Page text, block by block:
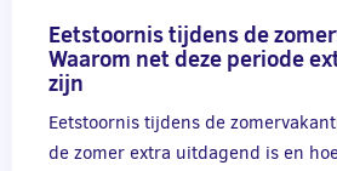
Eetstoornis tijdens de
Waarom net deze periode
zijn
Eetstoornis tijdens de
de zomer extra uitdagend is en